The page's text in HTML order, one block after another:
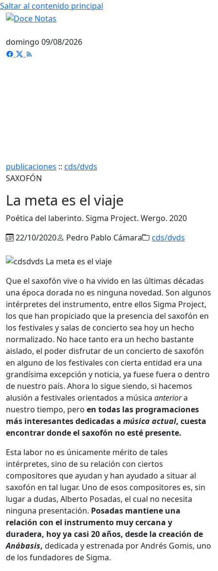
Saltar al contenido principal
domingo 09/08/2026
publicaciones :: cds/dvds
SAXOFÓN
La meta es el viaje
Poética del laberinto. Sigma Project. Wergo. 2020
22/10/2020
Pedro Pablo Cámara cds/dvds
Que el saxofón vive o ha vivido en las últimas décadas
una época dorada no es ninguna novedad. Son algunos
intérpretes del instrumento, entre ellos Sigma Project,
los que han propiciado que la presencia del saxofón en
los festivales y salas de concierto sea hoy un hecho
normalizado. No hace tanto era un hecho bastante
aislado, el poder disfrutar de un concierto de saxofón
en alguno de los festivales con cierta entidad era una
grandísima excepción y noticia, ya fuese fuera o dentro
de nuestro país. Ahora lo sigue siendo, si hacemos
alusión a festivales orientados a música anteriora
nuestro tiempo, pero en todas las programaciones
más interesantes dedicadas a música actual, cuesta
encontrar donde el saxofón no esté presente.
Esta labor no es únicamente mérito de tales
intérpretes, sino de su relación con ciertos
compositores que ayudan y han ayudado a situar al
saxofón en tal lugar. Uno de esos compositores es, sin
lugar a dudas, Alberto Posadas, el cual no necesita
ninguna presentación. Posadas mantiene una
relación con el instrumento muy cercana y
duradera, hoy ya casi 20 años, desde la creación de
Anábasis, dedicada y estrenada por Andrés Gomis, uno
de los fundadores de Sigma.